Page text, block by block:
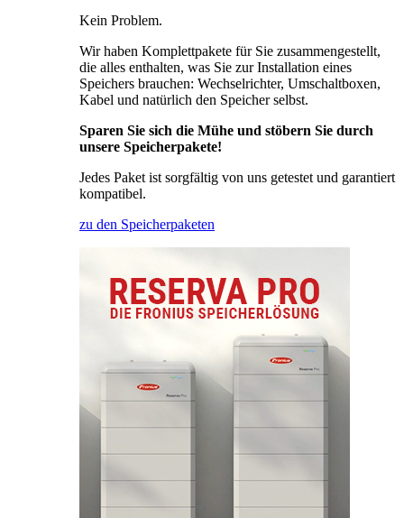
Kein Problem.
Wir haben Komplettpakete für Sie zusammengestellt,
die alles enthalten, was Sie zur Installation eines
Speichers brauchen: Wechselrichter, Umschaltboxen,
Kabel und natürlich den Speicher selbst.
Sparen Sie sich die Mühe und stöbern Sie durch
unsere Speicherpakete!
Jedes Paket ist sorgfältig von uns getestet und garantiert
kompatibel.
zu den Speicherpaketen